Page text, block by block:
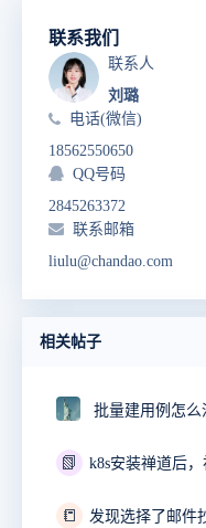
联系我们
联系人
刘璐
电话(微信)
18562550650
QQ号码
2845263372
联系邮箱
liulu@chandao.com
相关帖子
批量建用例怎么
📗 k8s安装禅道后
📒 发现选择了邮件